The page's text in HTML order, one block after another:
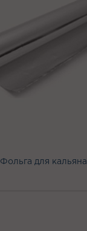
Фольга для кальяна